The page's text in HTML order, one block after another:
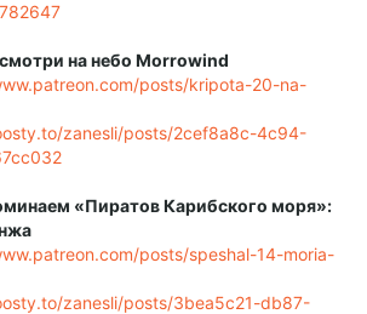
на небо Morrowind
posts/kripota-20-na-
zanesli/posts/2cef8a8c-4c94-
«Пиратов Карибского моря»:
posts/speshal-14-moria-
zanesli/posts/3bea5c21-db87-